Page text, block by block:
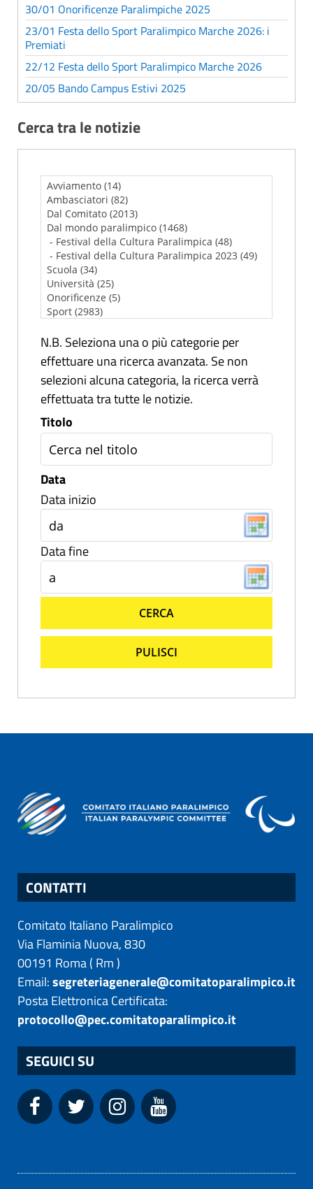
30/01 Onorificenze Paralimpiche 2025
23/01 Festa dello Sport Paralimpico Marche 2026: i
Premiati
22/12 Festa dello Sport Paralimpico Marche 2026
20/05 Bando Campus Estivi 2025
Cerca tra le notizie
N.B. Seleziona una o più categorie per
effettuare una ricerca avanzata. Se non
selezioni alcuna categoria, la ricerca verrà
effettuata tra tutte le notizie.
Titolo
Data
Data inizio
Data fine
CERCA
PULISCI
CONTATTI
Comitato Italiano Paralimpico
Via Flaminia Nuova, 830
00191 Roma( Rm)
Email:segreteriagenerale@comitatoparalimpico.it
Posta Elettronica Certificata:
protocollo@pec.comitatoparalimpico.it
SEGUICI SU